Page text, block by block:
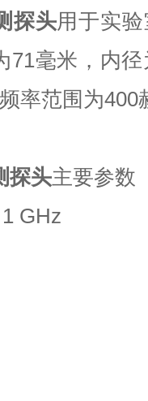
探头用于实
71毫米，内
率范围为400
探头主要参数
GHz